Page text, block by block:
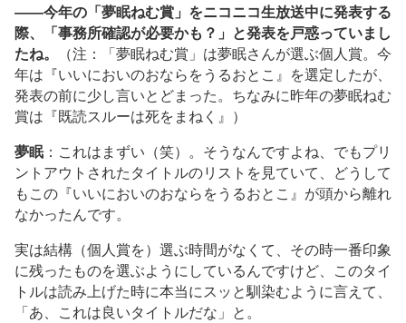
――今年の「夢眠ねむ賞」をニコニコ生放送中に発表する
際、「事務所確認が必要かも？」と発表を戸惑っていまし
たね。
（注：「夢眠ねむ賞」は夢眠さんが選ぶ個人賞。今
年は『いいにおいのおならをうるおとこ』を選定したが、
発表の前に少し言いとどまった。ちなみに昨年の夢眠ねむ
賞は『既読スルーは死をまねく』）
夢眠：これはまずい（笑）。そうなんですよね、でもプリ
ントアウトされたタイトルのリストを見ていて、どうして
もこの『いいにおいのおならをうるおとこ』が頭から離れ
なかったんです。
実は結構（個人賞を）選ぶ時間がなくて、その時一番印象
に残ったものを選ぶようにしているんですけど、このタイ
トルは読み上げた時に本当にスッと馴染むように言えて、
「あ、これは良いタイトルだな」と。